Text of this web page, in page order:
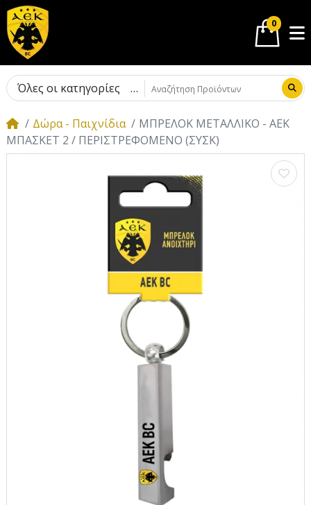
0
Όλες οι κατηγορίες
Δώρα - Παιχνίδια
MΠΡΕΛΟΚ ΜΕΤΑΛΛΙΚΟ - ΑΕΚ
ΜΠΑΣΚΕΤ 2 / ΠΕΡΙΣΤΡΕΦΟΜΕΝΟ (ΣΥΣΚ)